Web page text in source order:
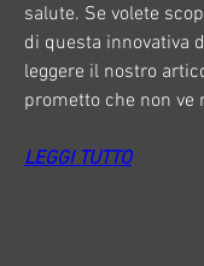
salute. Se volete
di questa innovativa
leggere il nostro
prometto che non ve
LEGGI TUTTO